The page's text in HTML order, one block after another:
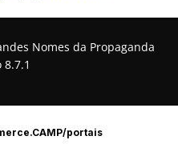
Nomes da Propaganda
8.7.1
portais